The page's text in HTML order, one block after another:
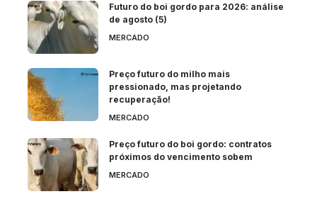
Futuro do boi gordo para 2026: análise
de agosto (5)
MERCADO
Preço futuro do milho mais
pressionado, mas projetando
recuperação!
MERCADO
Preço futuro do boi gordo: contratos
próximos do vencimento sobem
MERCADO